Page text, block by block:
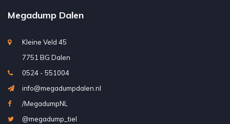
Megadump Dalen
Kleine Veld 45
7751 BG Dalen
0524 - 551004
info@megadumpdalen.nl
/MegadumpNL
@megadump_tiel